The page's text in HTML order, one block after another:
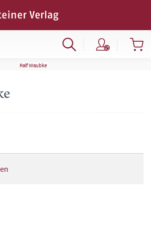
Ralf Waubke